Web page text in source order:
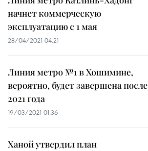
начнет коммерческую
эксплуатацию с 1 мая
28/04/2021 04:21
Линия метро №1 в Хошимине,
вероятно, будет завершена после
2021 года
19/03/2021 01:36
Ханой утвердил план